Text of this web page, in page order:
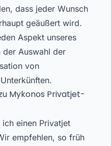
dass jeder Wunsch
geäußert wird.
Aspekt unseres
der Auswahl der
von
Mykonos Privatjet-
einen Privatjet
empfehlen, so früh